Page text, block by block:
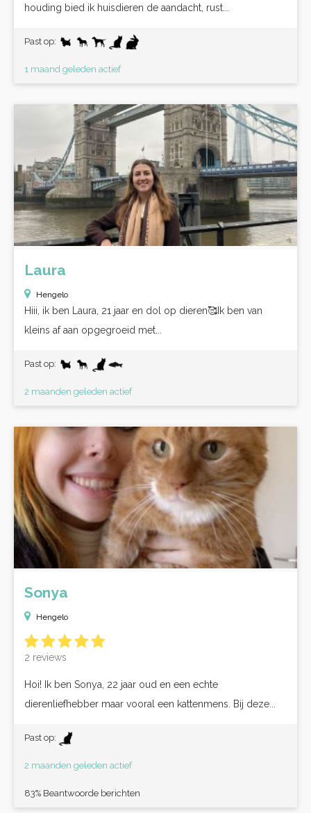
houding bied ik huisdieren de aandacht, rust...
Past op:
1 maand geleden actief
Laura
Hengelo
Hiii, ik ben Laura, 21 jaar en dol op dieren🥰Ik ben van
kleins af aan opgegroeid met...
Past op:
2 maanden geleden actief
Sonya
Hengelo
2 reviews
Hoi! Ik ben Sonya, 22 jaar oud en een echte
dierenliefhebber maar vooral een kattenmens. Bij deze...
Past op:
2 maanden geleden actief
83% Beantwoorde berichten